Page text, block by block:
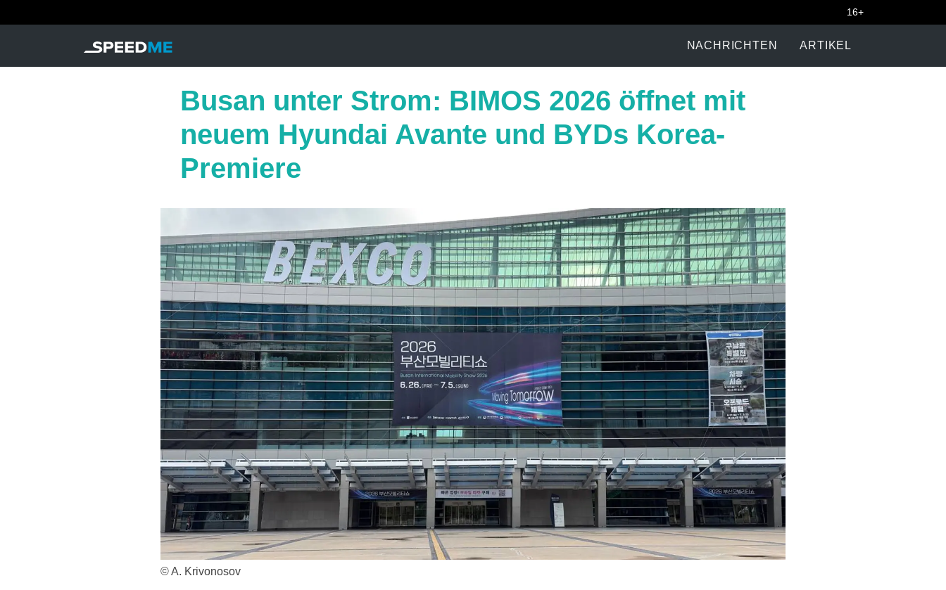
16+
NACHRICHTEN ARTIKEL
Busan unter Strom: BIMOS 2026 öffnet mit
neuem Hyundai Avante und BYDs Korea-
Premiere
© A. Krivonosov